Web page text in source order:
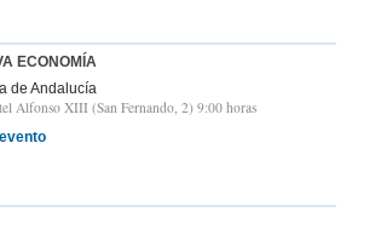
ECONOMÍA
de Andalucía
Alfonso XIII (San Fernando, 2) 9:00 horas